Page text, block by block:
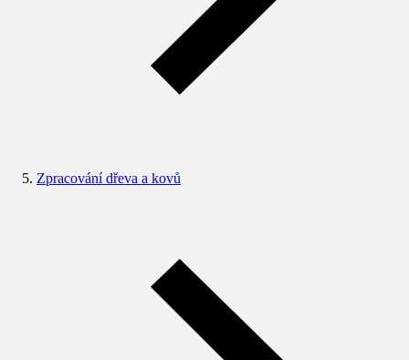
Zpracování dřeva a kovů